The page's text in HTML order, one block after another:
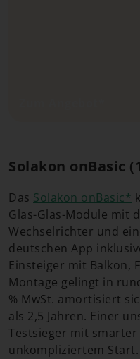
Solakon onBasic
Das Solakon onBasic*
Glas-Glas-Module mit
Wechselrichter und
deutschen App
Einsteiger mit Balkon,
Montage gelingt in
% MwSt. amortisiert
als 2,5 Jahren. Einer
Testsieger mit
unkompliziertem Start.